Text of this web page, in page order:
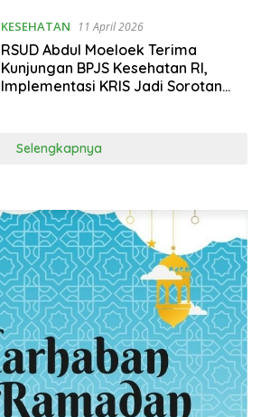
KESEHATAN 11 April 2026
RSUD Abdul Moeloek Terima
Kunjungan BPJS Kesehatan RI,
Implementasi KRIS Jadi Sorotan
Selengkapnya